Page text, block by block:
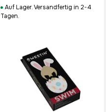
Auf Lager. Versandfertig in 2-4
Tagen.